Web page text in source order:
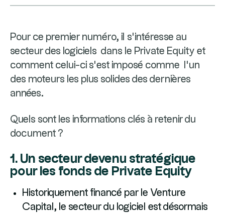
Pour ce premier numéro, il s’intéresse au
secteur des logiciels dans le Private Equity et
comment celui-ci s’est imposé comme l’un
des moteurs les plus solides des dernières
années.
Quels sont les informations clés à retenir du
document ?
1. Un secteur devenu stratégique
pour les fonds de Private Equity
Historiquement financé par le Venture
Capital, le secteur du logiciel est désormais